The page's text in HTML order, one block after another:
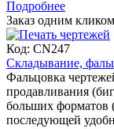
Подробнее
Заказ одним кликом
Код: CN247
Складывание,
Фальцовка
продавливания
больших форматов
последующей